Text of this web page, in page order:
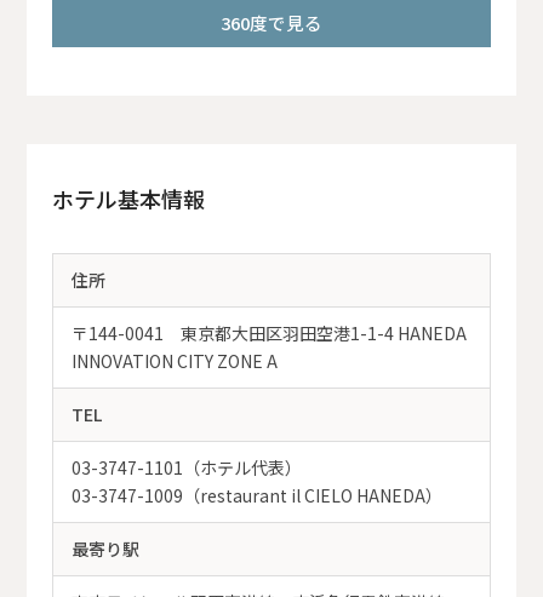
360度で見る
ホテル基本情報
住所
〒144-0041 東京都大田区羽田空港1-1-4 HANEDA
INNOVATION CITY ZONE A
TEL
03-3747-1101（ホテル代表）
03-3747-1009（restaurant il CIELO HANEDA）
最寄り駅